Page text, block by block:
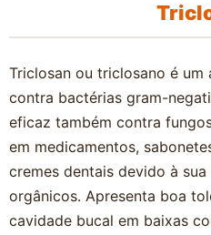
Triclosan ou triclosano é
contra bactérias gram-
eficaz também contra
em medicamentos,
cremes dentais devido à
orgânicos. Apresenta boa
cavidade bucal em baixas